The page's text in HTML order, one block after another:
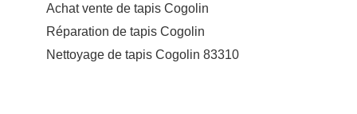
Achat vente de tapis Cogolin
Réparation de tapis Cogolin
Nettoyage de tapis Cogolin 83310